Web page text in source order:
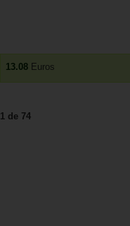
13.08 Euros
1 de 74